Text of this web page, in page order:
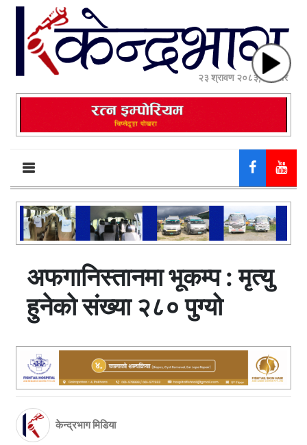
२३ श्रावण २०८३, शनिबार
अफगानिस्तानमा भूकम्प : मृत्यु
हुनेको संख्या २८० पुग्यो
केन्द्रभाग मिडिया